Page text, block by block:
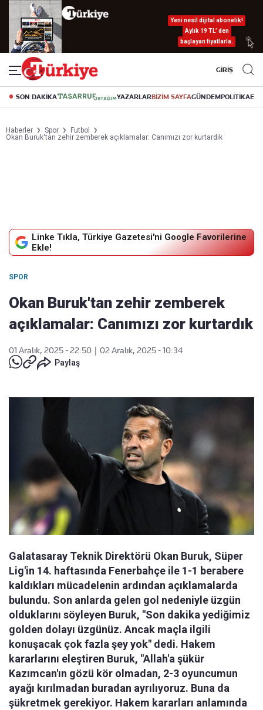
Yeni nesil dijital abonelik!
Aylık 19 TL’ den
başlayan fiyatlarla.
GİRİŞ
SON DAKİKA YAZARLARBİZİM SAYFAGÜNDEMPOLİTİKA
Haberler Spor
Futbol
Okan Buruk'tan zehir zemberek açıklamalar: Canımızı zor kurtardık
Linke Tıkla, Türkiye Gazetesi'ni Google Favorilerine
Ekle!
SPOR
Okan Buruk'tan zehir zemberek
açıklamalar: Canımızı zor kurtardık
01 Aralık, 2025 - 22:50
02 Aralık, 2025 - 10:34
Paylaş
Galatasaray Teknik Direktörü Okan Buruk, Süper
Lig'in 14. haftasında Fenerbahçe ile 1-1 berabere
kaldıkları mücadelenin ardından açıklamalarda
bulundu. Son anlarda gelen gol nedeniyle üzgün
olduklarını söyleyen Buruk, "Son dakika yediğimiz
golden dolayı üzgünüz. Ancak maçla ilgili
konuşacak çok fazla şey yok" dedi. Hakem
kararlarını eleştiren Buruk, "Allah'a şükür
Kazımcan'ın gözü kör olmadan, 2-3 oyuncumun
ayağı kırılmadan buradan ayrılıyoruz. Buna da
şükretmek gerekiyor. Hakem kararları anlamında